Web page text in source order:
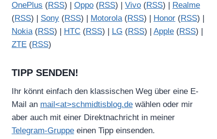
OnePlus (RSS) | Oppo (RSS) | Vivo (RSS) |
Realme
(RSS) | Sony (RSS) | Motorola(RSS) | Honor (RSS) |
Nokia(RSS) | HTC (RSS) | LG (RSS) | Apple (RSS) |
ZTE (RSS)
TIPP SENDEN!
Ihr könnt einfach den klassischen Weg über eine E-
Mail an mail<at>schmidtisblog.de wählen oder mir
aber auch mit einer Direktnachricht in meiner
Telegram-Gruppe einen Tipp einsenden.